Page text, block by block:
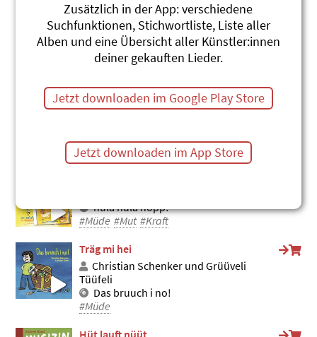
s'Nilpferd
d Schlieremer Chind
Die schönschte Liedli, Best-of 1958-
1995
De «Luft isch duss»-Tango
#Müde
hula hula hopp!
#Müde #Mut #Kraft
Träg mi hei
Christian Schenker und Grüüveli
Tüüfeli
Das bruuch i no!
#Müde
Hüt lauft nüüt
Zusätzlich in der App: verschiedene
Suchfunktionen, Stichwortliste, Liste aller
Alben und eine Übersicht aller Künstler:innen
deiner gekauften Lieder.
Jetzt downloaden im Google Play Store
Jetzt downloaden im App Store